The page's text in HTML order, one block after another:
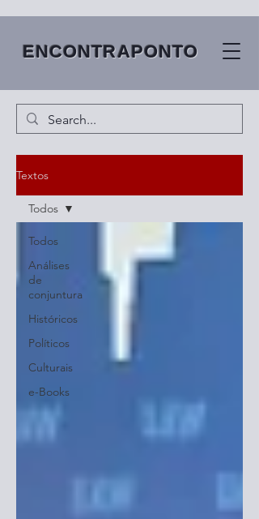
ENCONTRAPONTO
Textos
Todos
Análises
de
conjuntura
Históricos
Políticos
Culturais
e-Books
Todos